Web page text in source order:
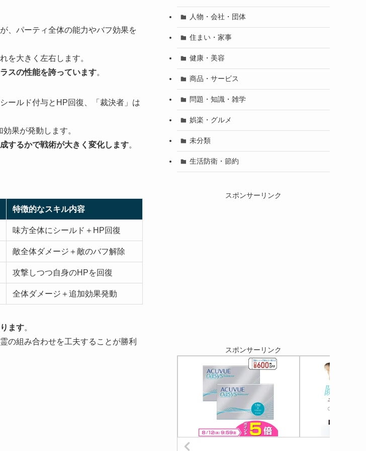
、パーティ全体の能力やバフ効果を
を大きく左右します。
スの性能を誇っています。
ールド付与とHP回復、「裁決者」は
果が発動します。
するかで戦術が大きく変化します。
特徴的なスキル内容
味方全体にシールド＋HP回復
敵全体ダメージ＋敵のバフ解除
攻撃しつつ自身のHPを回復
全体ダメージ＋追加効果発動
ます。
の組み合わせを工夫することが勝利
人物・会社・団体
住まい・家事
健康・美容
商品・サービス
問題・知識・雑学
娯楽・グルメ
未分類
生活防衛・節約
スポンサーリンク
スポンサーリンク